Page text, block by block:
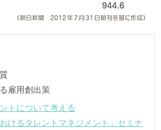
雇用創出策
トについて考える
けるタレントマネジメント」セミナ